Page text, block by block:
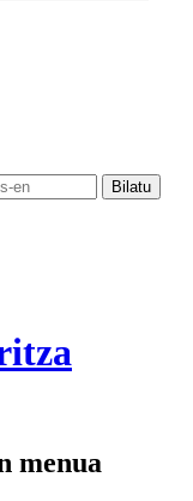
menua